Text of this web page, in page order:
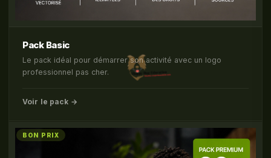
Pack Basic
Le pack idéal pour démarrer son activité avec un logo
professionnel pas cher.
Voir le pack →
BON PRIX